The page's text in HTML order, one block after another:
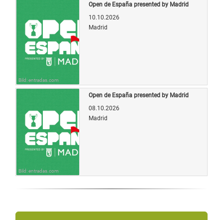
Bild: entradas.com
Open de España presented by Madrid
10.10.2026
Madrid
Bild: entradas.com
Open de España presented by Madrid
08.10.2026
Madrid